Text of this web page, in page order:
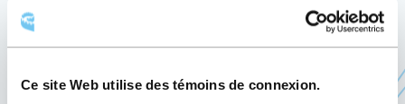
Ce site Web utilise des témoins de connexion.
Événement passé
Le 7 décembre 2021, le Centre des congrès